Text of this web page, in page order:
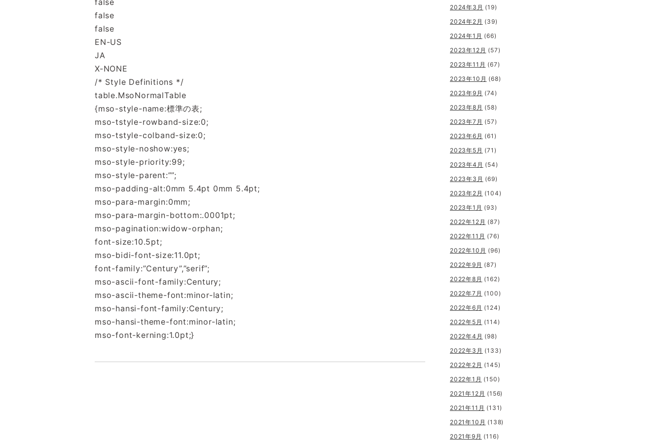
false
false
false
EN-US
JA
X-NONE
/* Style Definitions */
table.MsoNormalTable
{mso-style-name:標準の表;
mso-tstyle-rowband-size:0;
mso-tstyle-colband-size:0;
mso-style-noshow:yes;
mso-style-priority:99;
mso-style-parent:””;
mso-padding-alt:0mm 5.4pt 0mm 5.4pt;
mso-para-margin:0mm;
mso-para-margin-bottom:.0001pt;
mso-pagination:widow-orphan;
font-size:10.5pt;
mso-bidi-font-size:11.0pt;
font-family:”Century”,”serif”;
mso-ascii-font-family:Century;
mso-ascii-theme-font:minor-latin;
mso-hansi-font-family:Century;
mso-hansi-theme-font:minor-latin;
mso-font-kerning:1.0pt;}
2024年3月 (19)
2024年2月 (39)
2024年1月 (66)
2023年12月 (57)
2023年11月 (67)
2023年10月 (68)
2023年9月 (74)
2023年8月 (58)
2023年7月 (57)
2023年6月 (61)
2023年5月 (71)
2023年4月 (54)
2023年3月 (69)
2023年2月 (104)
2023年1月 (93)
2022年12月 (87)
2022年11月 (76)
2022年10月 (96)
2022年9月 (87)
2022年8月 (162)
2022年7月 (100)
2022年6月 (124)
2022年5月 (114)
2022年4月 (98)
2022年3月 (133)
2022年2月 (145)
2022年1月 (150)
2021年12月 (156)
2021年11月 (131)
2021年10月 (138)
2021年9月 (116)